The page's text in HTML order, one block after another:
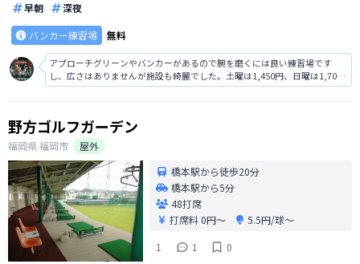
早朝
深夜
バンカー練習場
無料
アプローチグリーンやバンカーがあるので腕を磨くには良い練習場です
し、広さはありませんが施設も綺麗でした。土曜は1,450円、日曜は1,700
円で打ち放題なのでリーズナブルですし、平日なら更に安いのでありがた
いです。スタッフの方もとても親切でしたし、アプローチの練習するには
野方ゴルフガーデン
福岡県福岡市
屋外
橋本駅から徒歩20分
橋本駅から5分
48打席
打席料0円〜
5.5円/球〜
1
1 0